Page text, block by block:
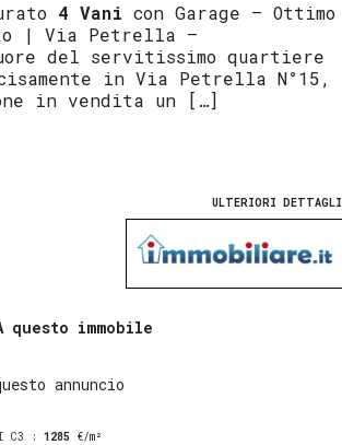
4 Vani con Garage – Ottimo
| Via Petrella –
del servitissimo quartiere
in Via Petrella N°15,
in vendita un […]
ULTERIORI DETTAGLI
questo immobile
annuncio
C3 : 1285 €/m²